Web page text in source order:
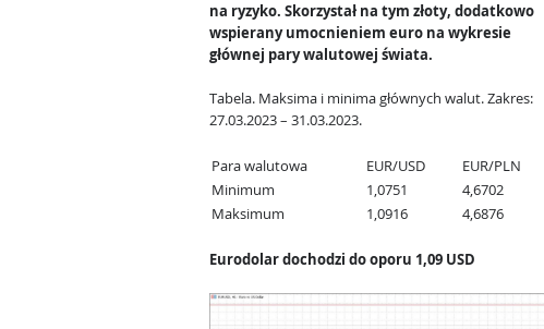
na ryzyko. Skorzystał na tym złoty, dodatkowo
wspierany umocnieniem euro na wykresie
głównej pary walutowej świata.
Tabela. Maksima i minima głównych walut. Zakres:
27.03.2023 – 31.03.2023.
Para walutowa EUR/USD EUR/PLN
Minimum
1,0751 4,6702
Maksimum
1,0916 4,6876
Eurodolar dochodzi do oporu 1,09 USD